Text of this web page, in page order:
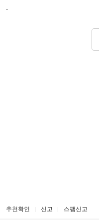
.
추천확인 신고 스팸신고